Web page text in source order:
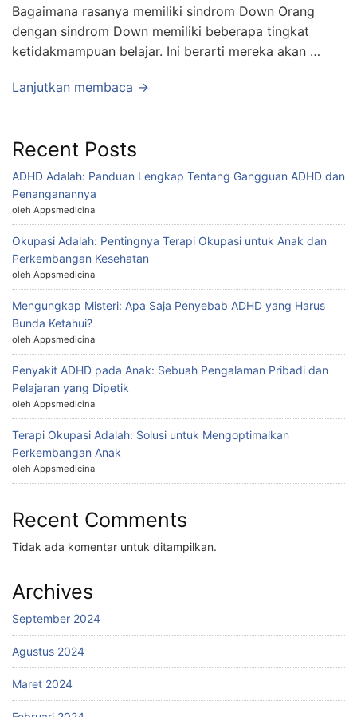
Bagaimana rasanya memiliki sindrom Down Orang
dengan sindrom Down memiliki beberapa tingkat
ketidakmampuan belajar. Ini berarti mereka akan …
Lanjutkan membaca →
Recent Posts
ADHD Adalah: Panduan Lengkap Tentang Gangguan ADHD dan
Penanganannya
oleh Appsmedicina
Okupasi Adalah: Pentingnya Terapi Okupasi untuk Anak dan
Perkembangan Kesehatan
oleh Appsmedicina
Mengungkap Misteri: Apa Saja Penyebab ADHD yang Harus
Bunda Ketahui?
oleh Appsmedicina
Penyakit ADHD pada Anak: Sebuah Pengalaman Pribadi dan
Pelajaran yang Dipetik
oleh Appsmedicina
Terapi Okupasi Adalah: Solusi untuk Mengoptimalkan
Perkembangan Anak
oleh Appsmedicina
Recent Comments
Tidak ada komentar untuk ditampilkan.
Archives
September 2024
Agustus 2024
Maret 2024